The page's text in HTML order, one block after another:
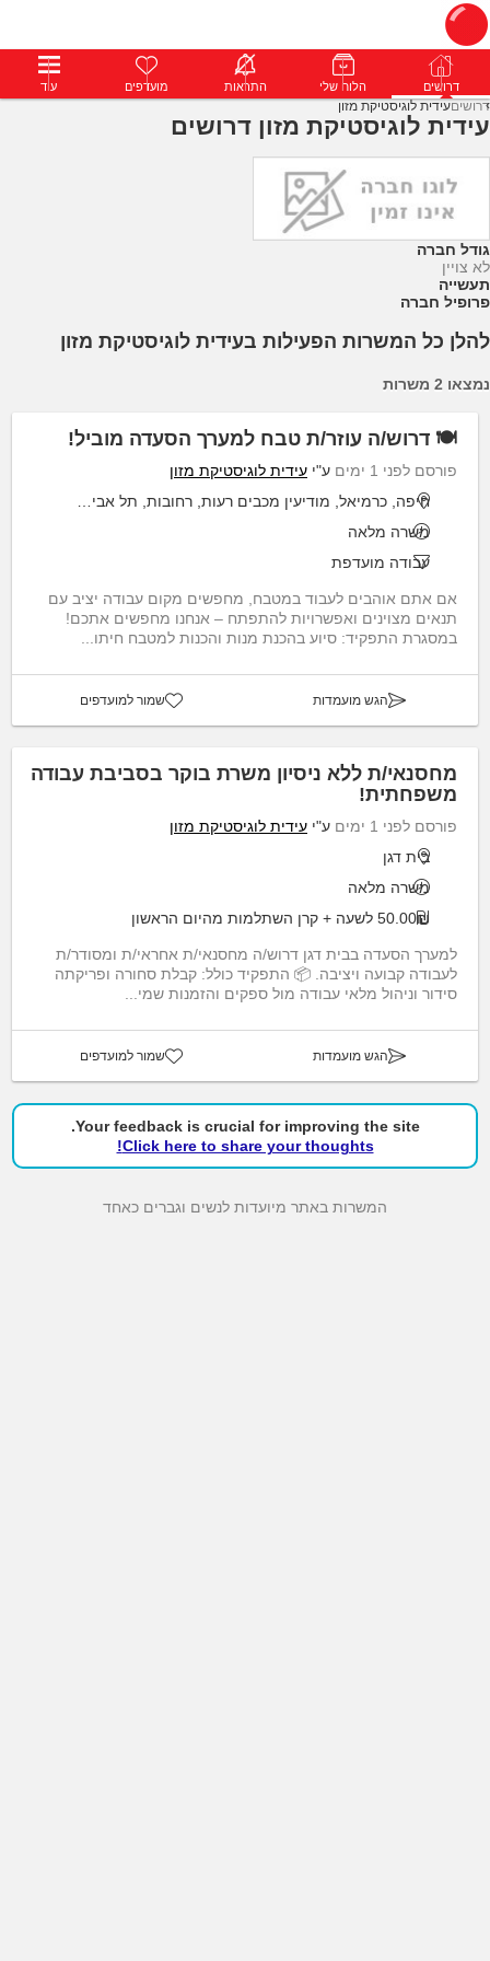
דרושים פרופילים הודעות פרימיום דרושים הלוח שלי התראות מועדפים עוד
דרושיםעידית לוגיסטיקת מזון
עידית לוגיסטיקת מזון דרושים
גודל חברה
לא צויין
תעשייה
פרופיל חברה
להלן כל המשרות הפעילות בעידית לוגיסטיקת מזון
נמצאו 2 משרות
🍽️ דרוש/ה עוזר/ת טבח למערך הסעדה מוביל!
פורסם לפני 1 ימים ע"י עידית לוגיסטיקת מזון
חיפה, כרמיאל, מודיעין מכבים רעות, רחובות, תל אביב יפו
משרה מלאה
עבודה מועדפת
אם אתם אוהבים לעבוד במטבח, מחפשים מקום עבודה יציב עם
תנאים מצוינים ואפשרויות להתפתח – אנחנו מחפשים אתכם!
במסגרת התפקיד: סיוע בהכנת מנות והכנות למטבח חיתו...
הגש מועמדות שמור למועדפים
מחסנאי/ת ללא ניסיון משרת בוקר בסביבת עבודה
משפחתית!
פורסם לפני 1 ימים ע"י עידית לוגיסטיקת מזון
בית דגן
משרה מלאה
50.00₪ לשעה + קרן השתלמות מהיום הראשון
למערך הסעדה בבית דגן דרוש/ה מחסנאי/ת אחראי/ת ומסודר/ת
לעבודה קבועה ויציבה. 📦 התפקיד כולל: קבלת סחורה ופריקתה
סידור וניהול מלאי עבודה מול ספקים והזמנות שמי...
הגש מועמדות שמור למועדפים
Your feedback is crucial for improving the site.
Click here to share your thoughts!
המשרות באתר מיועדות לנשים וגברים כאחד